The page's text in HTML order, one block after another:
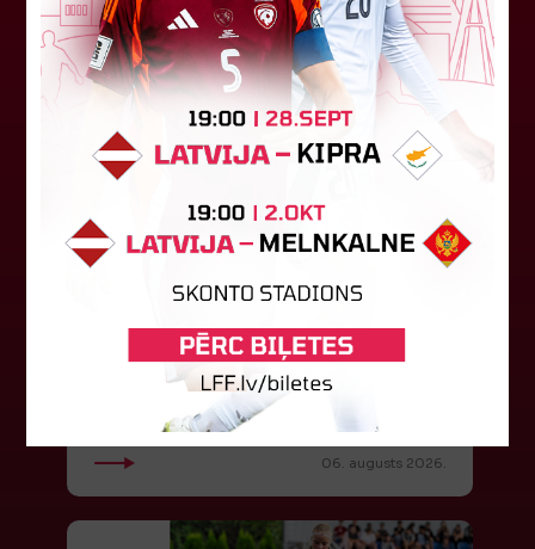
"Riga FC" iegūst handikapu, RFS
būs jāatspēlējas
Konferences līgas kvalifikācijas trešajā kārtā
aizvadīja divi Latvijas klubi. FC RFS izbraukumā ar
0:2 zaudēja Čehijas "Jablonec"...
06. augusts 2026.